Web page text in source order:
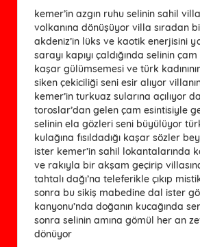
kemer’in azgın ruhu selinin sahil
volkanına dönüşüyor villa sıradan
akdeniz’in lüks ve kaotik enerjisini
sarayı kapıyı çaldığında selinin
kaşar gülümsemesi ve türk
siken çekiciliği seni esir alıyor
kemer’in turkuaz sularına açılıyor
toroslar’dan gelen çam esintisiyle
selinin ela gözleri seni büyülüyor
kulağına fısıldadığı kaşar sözler
ister kemer’in sahil lokantalarında
ve rakıyla bir akşam geçirip
tahtalı dağı’na teleferikle çıkıp
sonra bu sikiş mabedine dal ister
kanyonu’nda doğanın kucağında
sonra selinin amına gömül her an
dönüyor